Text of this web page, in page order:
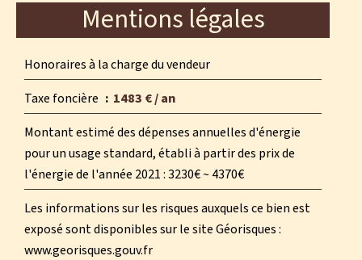
Mentions légales
Honoraires à la charge du vendeur
Taxe foncière
1483 € / an
Montant estimé des dépenses annuelles d'énergie
pour un usage standard, établi à partir des prix de
l'énergie de l'année 2021 : 3230€ ~ 4370€
Les informations sur les risques auxquels ce bien est
exposé sont disponibles sur le site Géorisques :
www.georisques.gouv.fr